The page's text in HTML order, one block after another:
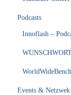
Podcasts
Innoflash –
Events & Netzwek